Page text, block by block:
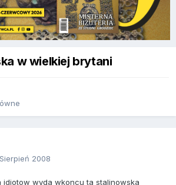
w wielkiej brytani
2008
idiotow wyda wkoncu ta stalinowska